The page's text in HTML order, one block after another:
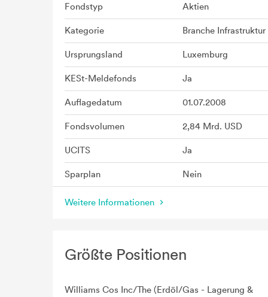
Fondstyp Aktien
Kategorie Branche Infrastruktur
Ursprungsland Luxemburg
KESt-Meldefonds Ja
Auflagedatum 01.07.2008
Fondsvolumen 2,84 Mrd. USD
UCITS Ja
Sparplan Nein
Weitere Informationen
Größte Positionen
Williams Cos Inc/The (Erdöl/Gas - Lagerung &